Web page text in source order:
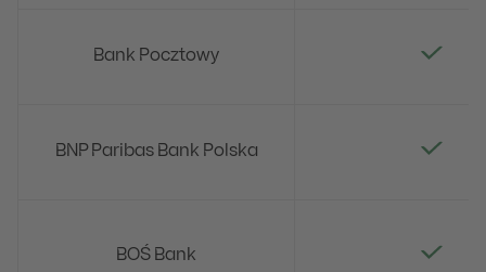
Bank Pocztowy
BNP Paribas Bank Polska
BOŚ Bank